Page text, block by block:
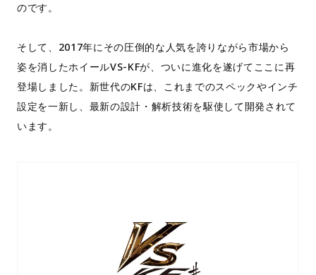
のです。
そして、2017年にその圧倒的な人気を誇りながら市場から
姿を消したホイールVS-KFが、ついに進化を遂げてここに再
登場しました。新世代のKFは、これまでのスペックやインチ
設定を一新し、最新の設計・解析技術を駆使して開発されて
います。